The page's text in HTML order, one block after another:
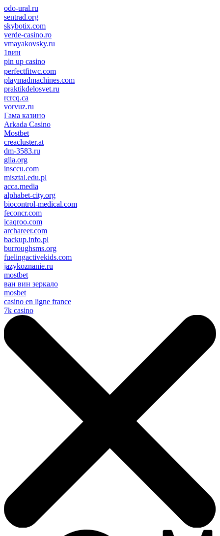
odo-ural.ru
sentrad.org
skybotix.com
verde-casino.ro
vmayakovsky.ru
1вин
pin up casino
пин ап
1win
perfectfitwc.com
playmadmachines.com
praktikdelosvet.ru
rcrcq.ca
vorvuz.ru
Гама казино
Arkada Casino
Mostbet
creacluster.at
dm-3583.ru
glla.org
insccu.com
misztal.edu.pl
acca.media
alphabet-city.org
biocontrol-medical.com
feconcr.com
icaqroo.com
archareer.com
backup.info.pl
burroughsms.org
fuelingactivekids.com
jazykoznanie.ru
mostbet
ван вин зеркало
mosbet
casino en ligne france
7k casino